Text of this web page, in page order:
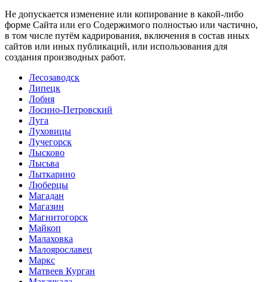
Не допускается изменение или копирование в какой-либо
форме Сайта или его Содержимого полностью или частично,
в том числе путём кадрирования, включения в состав иных
сайтов или иных публикаций, или использования для
создания производных работ.
Лесозаводск
Липецк
Лобня
Лосино-Петровский
Луга
Луховицы
Лучегорск
Лысково
Лысьва
Лыткарино
Люберцы
Магадан
Магазин
Магнитогорск
Майкоп
Малаховка
Малоярославец
Маркс
Матвеев Курган